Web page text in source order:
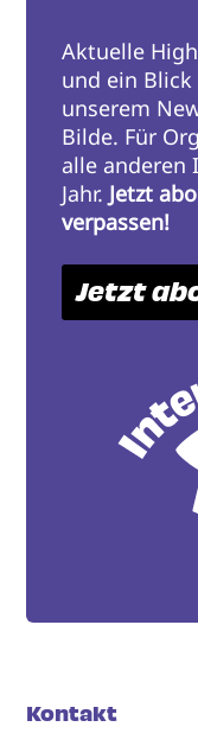
Aktuelle
und ein
unserem
Bilde. Für
alle anderen
Jahr. Jetzt
verpassen!
Jetzt
Kontakt